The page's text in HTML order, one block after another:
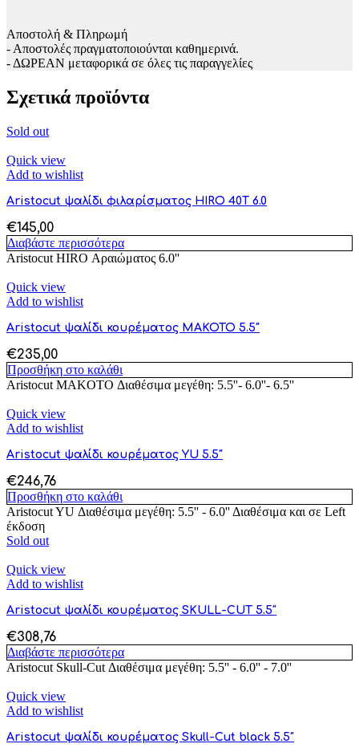
Αποστολή & Πληρωμή
- Αποστολές πραγματοποιούνται καθημερινά.
- ΔΩΡΕΑΝ μεταφορικά σε όλες τις παραγγελίες
Σχετικά προϊόντα
Sold out
Quick view
Add to wishlist
Aristocut ψαλίδι φιλαρίσματος HIRO 40T 6.0
€145,00
Διαβάστε περισσότερα
Aristocut HIRO Αραιώματος 6.0''
Quick view
Add to wishlist
Aristocut ψαλίδι κουρέματος MAKOTO 5.5″
€235,00
Προσθήκη στο καλάθι
Aristocut MAKOTO Διαθέσιμα μεγέθη: 5.5''- 6.0''- 6.5''
Quick view
Add to wishlist
Aristocut ψαλίδι κουρέματος YU 5.5″
€246,76
Προσθήκη στο καλάθι
Aristocut YU Διαθέσιμα μεγέθη: 5.5'' - 6.0'' Διαθέσιμα και σε Left
έκδοση
Sold out
Quick view
Add to wishlist
Aristocut ψαλίδι κουρέματος SKULL-CUT 5.5″
€308,76
Διαβάστε περισσότερα
Aristocut Skull-Cut Διαθέσιμα μεγέθη: 5.5'' - 6.0'' - 7.0''
Quick view
Add to wishlist
Aristocut ψαλίδι κουρέματος Skull-Cut black 5.5″